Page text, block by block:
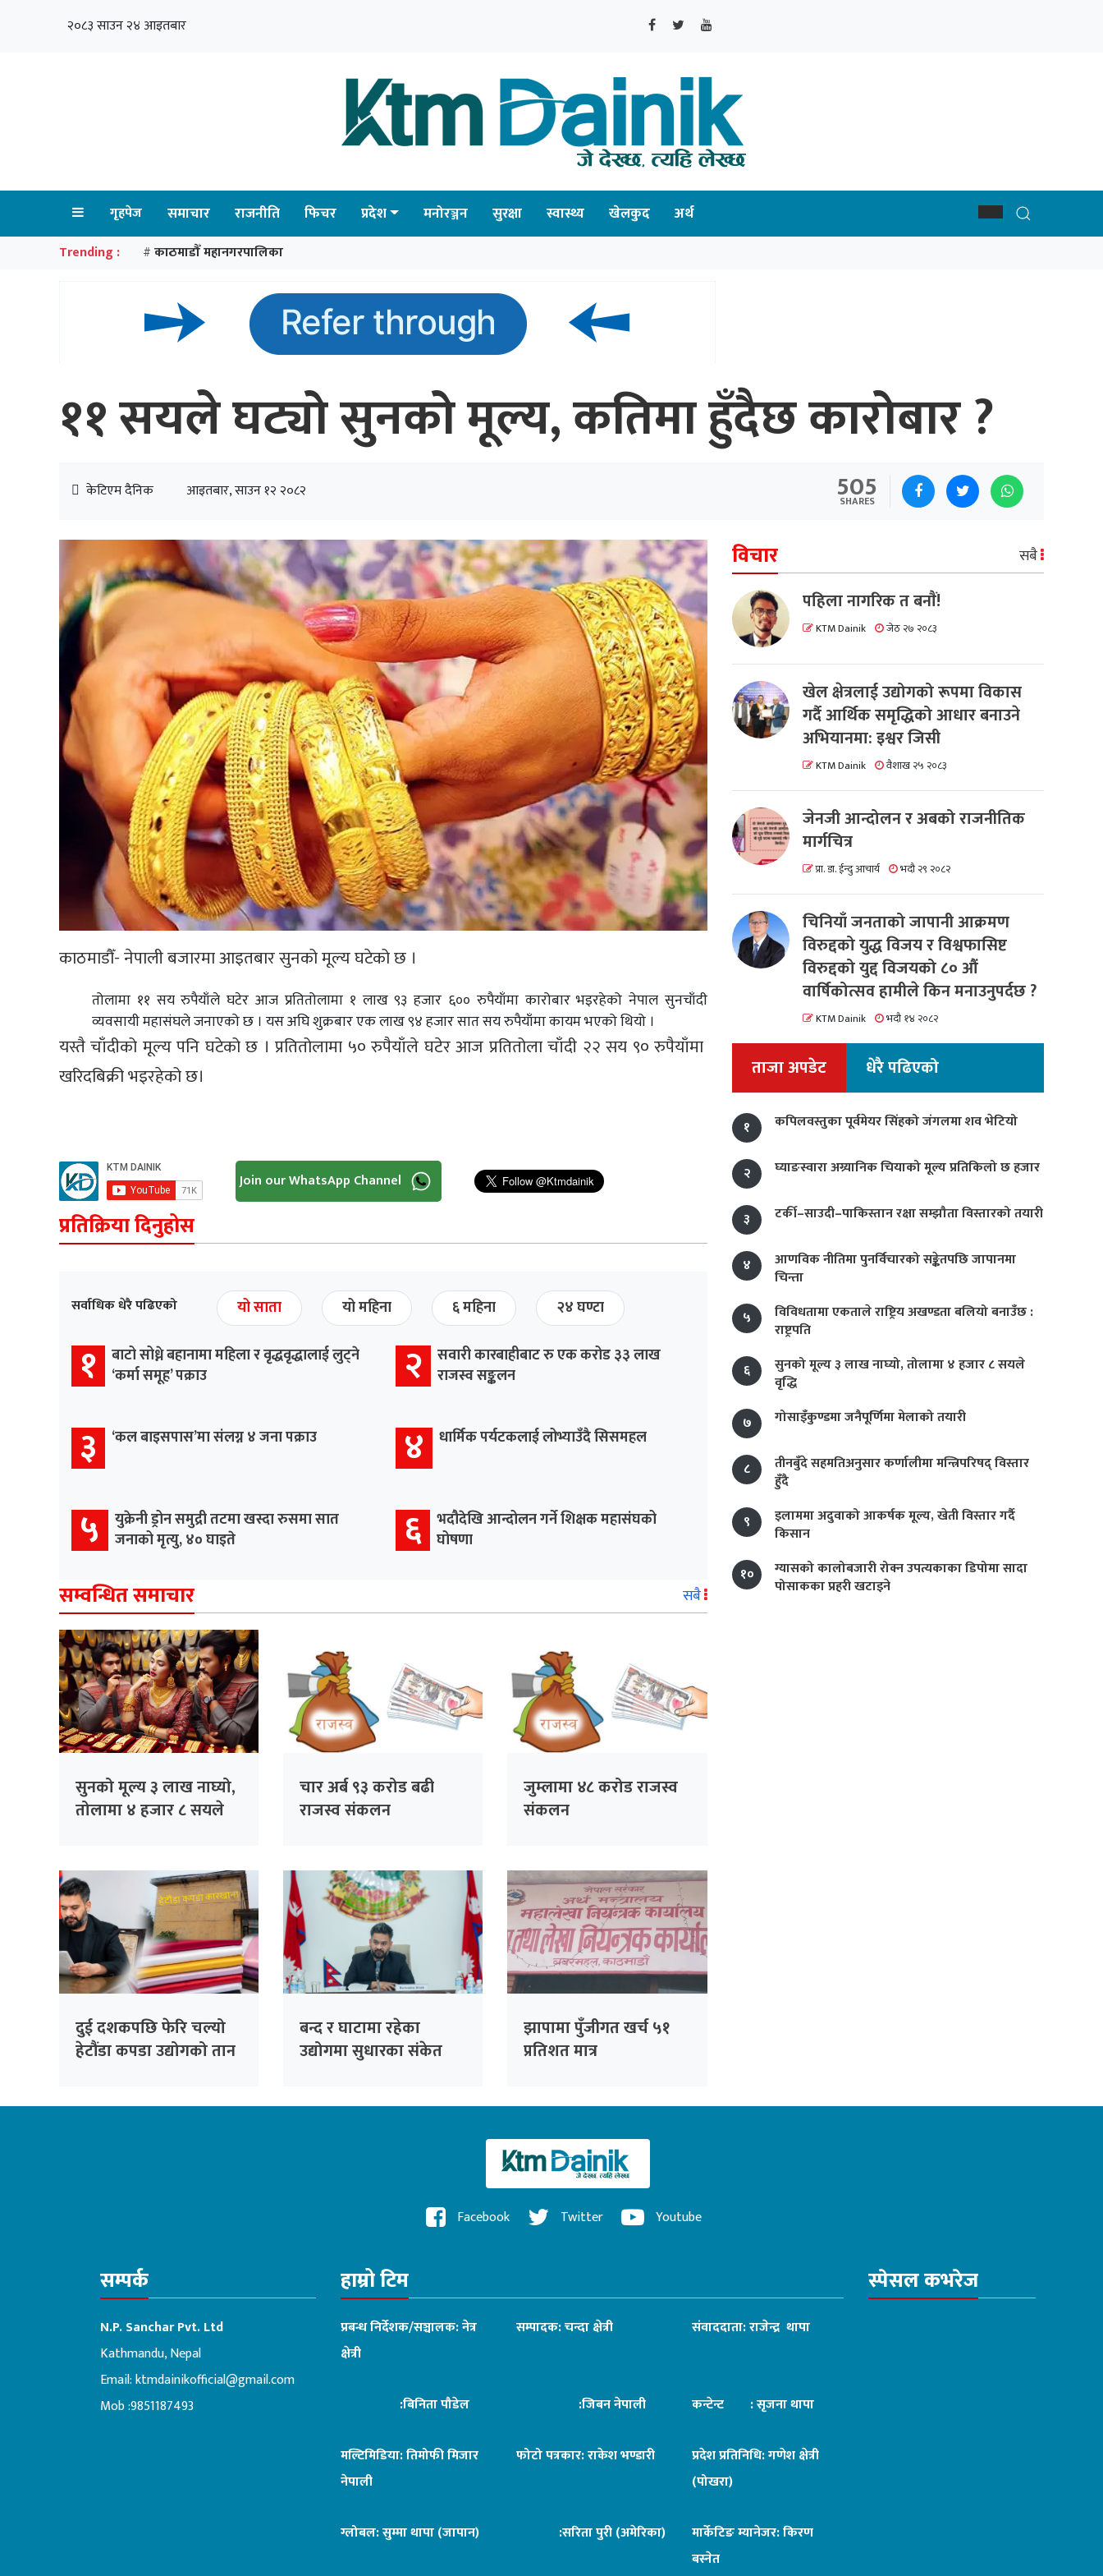
२०८३ साउन २४ आइतबार
गृहपेज समाचार राजनीति फिचर प्रदेश मनोरञ्जन सुरक्षा स्वास्थ्य खेलकुद अर्थ
Trending : # काठमाडौँ महानगरपालिका
११ सयले घट्यो सुनको मूल्य, कतिमा हुँदैछ कारोबार ?
केटिएम दैनिक आइतबार, साउन १२ २०८२ 505
SHARES
काठमाडौँ- नेपाली बजारमा आइतबार सुनको मूल्य घटेको छ ।
तोलामा ११ सय रुपैयाँले घटेर आज प्रतितोलामा १ लाख ९३ हजार ६०० रुपैयाँमा कारोबार भइरहेको नेपाल सुनचाँदी
व्यवसायी महासंघले जनाएको छ । यस अघि शुक्रबार एक लाख ९४ हजार सात सय रुपैयाँमा कायम भएको थियो ।
यस्तै चाँदीको मूल्य पनि घटेको छ । प्रतितोलामा ५० रुपैयाँले घटेर आज प्रतितोला चाँदी २२ सय ९० रुपैयाँमा
खरिदबिक्री भइरहेको छ।
Join our WhatsApp Channel
प्रतिक्रिया दिनुहोस
सर्वाधिक धेरै पढिएको यो साता यो महिना ६ महिना २४ घण्टा
१
बाटो सोध्ने बहानामा महिला र वृद्धवृद्धालाई लुट्ने
‘कर्मा समूह’ पक्राउ
२
सवारी कारबाहीबाट रु एक करोड ३३ लाख
राजस्व सङ्कलन
३ ‘कल बाइसपास’मा संलग्न ४ जना पक्राउ ४ धार्मिक पर्यटकलाई लोभ्याउँदै सिसमहल
५
युक्रेनी ड्रोन समुद्री तटमा खस्दा रुसमा सात
जनाको मृत्यु, ४० घाइते
६ भदौदेखि आन्दोलन गर्ने शिक्षक महासंघको
घोषणा
सम्वन्धित समाचार सबै
सुनको मूल्य ३ लाख नाघ्यो,
तोलामा ४ हजार ८ सयले
चार अर्ब ९३ करोड बढी
राजस्व संकलन
जुम्लामा ४८ करोड राजस्व
संकलन
दुई दशकपछि फेरि चल्यो
हेटौंडा कपडा उद्योगको तान
बन्द र घाटामा रहेका
उद्योगमा सुधारका संकेत
झापामा पुँजीगत खर्च ५१
प्रतिशत मात्र
विचार सबै
पहिला नागरिक त बनाैं!
KTM Dainik जेठ २७ २०८३
खेल क्षेत्रलाई उद्योगको रूपमा विकास
गर्दै आर्थिक समृद्धिको आधार बनाउने
अभियानमा: इश्वर जिसी
KTM Dainik वैशाख २५ २०८३
जेनजी आन्दोलन र अबको राजनीतिक
मार्गचित्र
प्रा. डा. ईन्दु आचार्य भदौ २९ २०८२
चिनियाँ जनताको जापानी आक्रमण
विरुद्दको युद्ध विजय र विश्वफासिष्ट
विरुद्दको युद्द विजयको ८० औं
वार्षिकोत्सव हामीले किन मनाउनुपर्दछ ?
KTM Dainik भदौ १४ २०८२
ताजा अपडेट धेरै पढिएको
१ कपिलवस्तुका पूर्वमेयर सिंहको जंगलमा शव भेटियो
२ घ्याङस्वारा अग्र्यानिक चियाको मूल्य प्रतिकिलो छ हजार
३ टर्की–साउदी–पाकिस्तान रक्षा सम्झौता विस्तारको तयारी
४
आणविक नीतिमा पुनर्विचारको सङ्केतपछि जापानमा
चिन्ता
५
विविधतामा एकताले राष्ट्रिय अखण्डता बलियो बनाउँछ :
राष्ट्रपति
६
सुनको मूल्य ३ लाख नाघ्यो, तोलामा ४ हजार ८ सयले
वृद्धि
७
गोसाइँकुण्डमा जनैपूर्णिमा मेलाको तयारी
८
तीनबुँदे सहमतिअनुसार कर्णालीमा मन्त्रिपरिषद् विस्तार
हुँदै
९
इलाममा अदुवाको आकर्षक मूल्य, खेती विस्तार गर्दै
किसान
१०
ग्यासको कालोबजारी रोक्न उपत्यकाका डिपोमा सादा
पोसाकका प्रहरी खटाइने
Facebook Twitter Youtube
सम्पर्क
N.P. Sanchar Pvt. Ltd
Kathmandu, Nepal
Email:ktmdainikofficial@gmail.com
Mob :9851187493
हाम्रो टिम
प्रबन्ध निर्देशक/सञ्चालक: नेत्र
क्षेत्री
सम्पादक: चन्दा क्षेत्री संवाददाता: राजेन्द्र थापा
:बिनिता पौडेल :जिबन नेपाली कन्टेन्ट : सृजना थापा
मल्टिमिडिया: तिमोफी मिजार
नेपाली
फोटो पत्रकार: राकेश भण्डारी
प्रदेश प्रतिनिधि: गणेश क्षेत्री
(पोखरा)
ग्लोबल: सुम्मा थापा (जापान) :सरिता पुरी (अमेरिका)
मार्केटिङ म्यानेजर: किरण
बस्नेत
स्पेसल कभरेज